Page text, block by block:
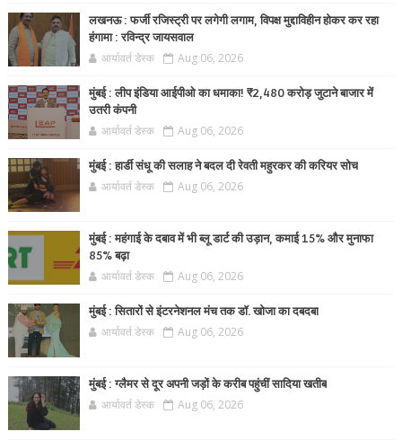
लखनऊ : फर्जी रजिस्ट्री पर लगेगी लगाम, विपक्ष मुद्दाविहीन होकर कर रहा
हंगामा : रविन्द्र जायसवाल
आर्यावर्त डेस्क Aug 06, 2026
मुंबई : लीप इंडिया आईपीओ का धमाका! ₹2,480 करोड़ जुटाने बाजार में
उतरी कंपनी
आर्यावर्त डेस्क Aug 06, 2026
मुंबई : हार्डी संधू की सलाह ने बदल दी रेवती महुरकर की करियर सोच
आर्यावर्त डेस्क Aug 06, 2026
मुंबई : महंगाई के दबाव में भी ब्लू डार्ट की उड़ान, कमाई 15% और मुनाफा
85% बढ़ा
आर्यावर्त डेस्क Aug 06, 2026
मुंबई : सितारों से इंटरनेशनल मंच तक डॉ. खोजा का दबदबा
आर्यावर्त डेस्क Aug 06, 2026
मुंबई : ग्लैमर से दूर अपनी जड़ों के करीब पहुंचीं सादिया खतीब
आर्यावर्त डेस्क Aug 06, 2026